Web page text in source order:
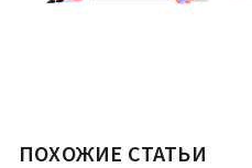
ПОХОЖИЕ СТАТЬИ